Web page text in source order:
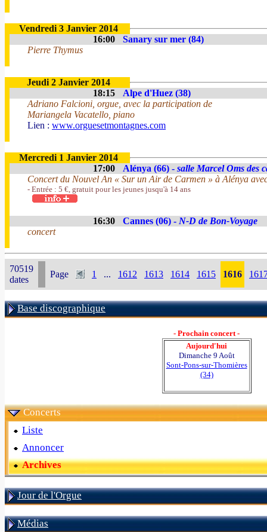
Vendredi 3 Janvier 2014
16:00
Sanary sur mer (84)
Pierre Thymus
Jeudi 2 Janvier 2014
18:15
Alpe d'Huez (38)
Adriano Falcioni, orgue, avec la participation de
Mariangela Vacatello, piano
Lien : www.orguesetmontagnes.com
Mercredi 1 Janvier 2014
17:00
Alénya (66) - salle Marcel Oms des
Concert du Nouvel An « Sur un Air de Carmen » à Alénya
- Entrée : 5 €, gratuit pour les jeunes jusqu'à 14 ans
16:30 Cannes (06) - N-D de Bon-Voyage
concert
70519
dates
Page 1 ... 1612 1613 1614 1615 1616
Base discographique
- Prochain concert -
Aujourd'hui
Dimanche 9 Août
Sont-Pons-sur-Thomières
(34)
Concerts
Liste
Annoncer
Archives
Jour de l'Orgue
Médias